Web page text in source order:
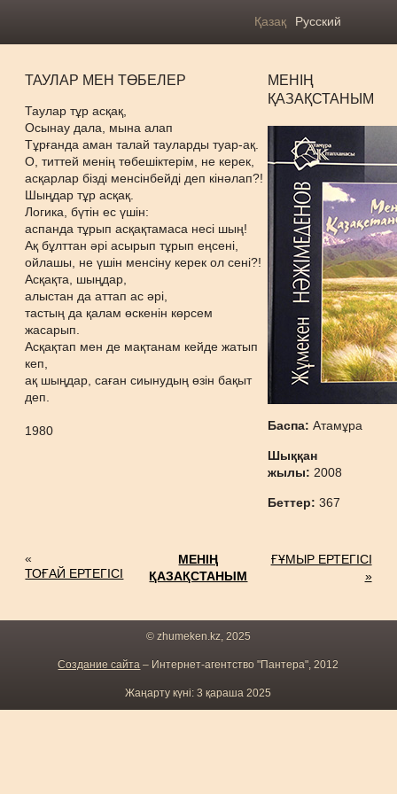
Қазақ Русский
ТАУЛАР МЕН ТӨБЕЛЕР
Таулар тұр асқақ,
Осынау дала, мына алап
Тұрғанда аман талай тауларды туар-ақ.
О, титтей менің төбешіктерім, не керек,
асқарлар бізді менсінбейді деп кінәлап?!
Шыңдар тұр асқақ.
Логика, бүтін ес үшін:
аспанда тұрып асқақтамаса несі шың!
Ақ бұлттан әрі асырып тұрып еңсені,
ойлашы, не үшін менсіну керек ол сені?!
Асқақта, шыңдар,
алыстан да аттап ас әрі,
тастың да қалам өскенін көрсем
жасарып.
Асқақтап мен де мақтанам кейде жатып
кеп,
ақ шыңдар, саған сиынудың өзін бақыт
деп.
1980
МЕНІҢ
ҚАЗАҚСТАНЫМ
Баспа:Атамұра
Шыққан
жылы: 2008
Беттер:367
«
ТОҒАЙ ЕРТЕГІСІ
МЕНІҢ
ҚАЗАҚСТАНЫМ
ҒҰМЫР ЕРТЕГІСІ
»
© zhumeken.kz, 2025
Создание сайта – Интернет-агентство "Пантера", 2012
Жаңарту күні: 3 қараша 2025